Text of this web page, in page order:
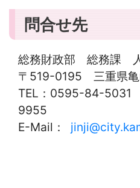
問合せ先
総務財政部 総務課
〒519-0195 三重県亀
TEL：0595-84-
9955
E-Mail：